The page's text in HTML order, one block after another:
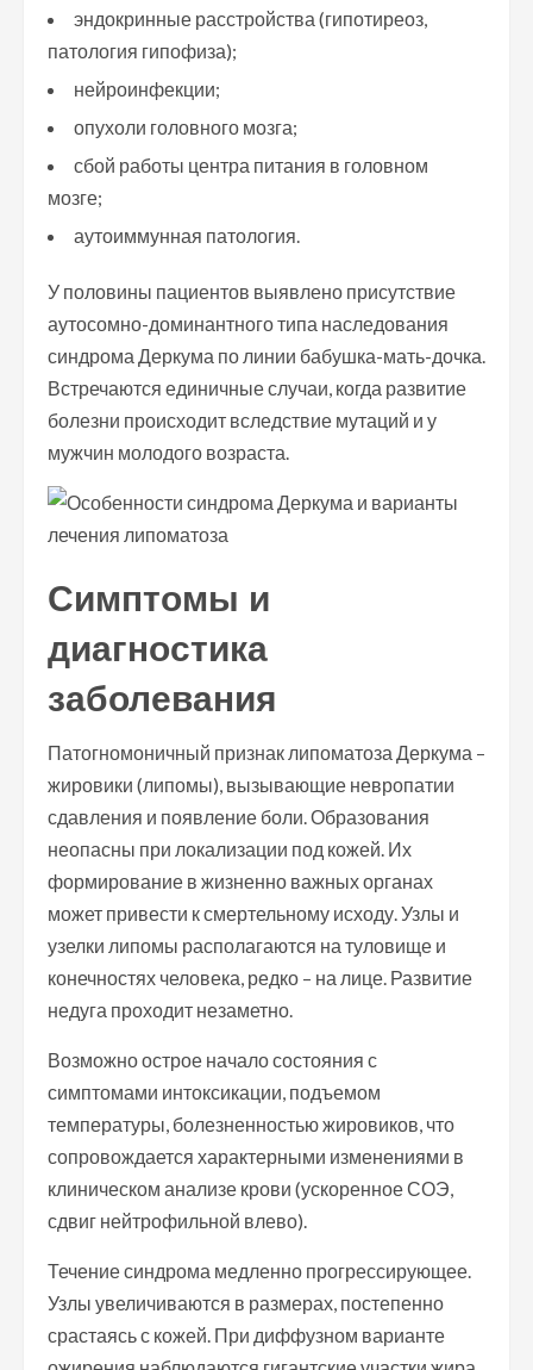
эндокринные расстройства (гипотиреоз,
патология гипофиза);
нейроинфекции;
опухоли головного мозга;
сбой работы центра питания в головном
мозге;
аутоиммунная патология.
У половины пациентов выявлено присутствие
аутосомно-доминантного типа наследования
синдрома Деркума по линии бабушка-мать-дочка.
Встречаются единичные случаи, когда развитие
болезни происходит вследствие мутаций и у
мужчин молодого возраста.
Симптомы и
диагностика
заболевания
Патогномоничный признак липоматоза Деркума –
жировики (липомы), вызывающие невропатии
сдавления и появление боли. Образования
неопасны при локализации под кожей. Их
формирование в жизненно важных органах
может привести к смертельному исходу. Узлы и
узелки липомы располагаются на туловище и
конечностях человека, редко – на лице. Развитие
недуга проходит незаметно.
Возможно острое начало состояния с
симптомами интоксикации, подъемом
температуры, болезненностью жировиков, что
сопровождается характерными изменениями в
клиническом анализе крови (ускоренное СОЭ,
сдвиг нейтрофильной влево).
Течение синдрома медленно прогрессирующее.
Узлы увеличиваются в размерах, постепенно
срастаясь с кожей. При диффузном варианте